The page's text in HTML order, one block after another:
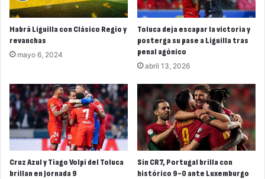
Habrá Liguilla con Clásico Regio y
revanchas
mayo 6, 2024
Toluca deja escapar la victoria y
posterga su pase a Liguilla tras
penal agónico
abril 13, 2026
Cruz Azul y Tiago Volpi del Toluca
brillan en Jornada 9
Sin CR7, Portugal brilla con
histórico 9-0 ante Luxemburgo